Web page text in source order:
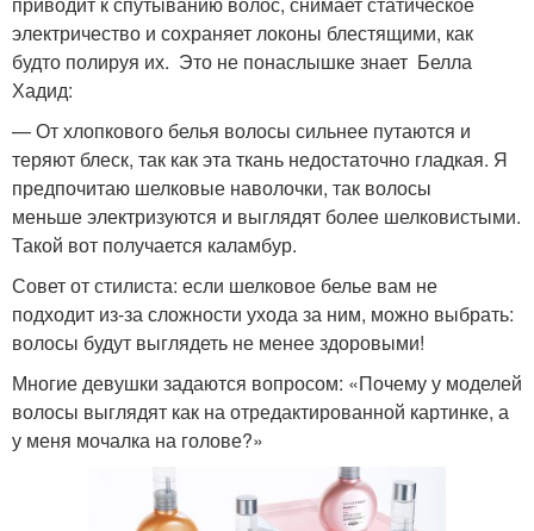
электричество и сохраняет локоны блестящими, как
будто полируя их. Это не понаслышке знает Белла
Хадид:
— От хлопкового белья волосы сильнее путаются и
теряют блеск, так как эта ткань недостаточно гладкая. Я
предпочитаю шелковые наволочки, так волосы
меньше электризуются и выглядят более шелковистыми.
Такой вот получается каламбур.
Совет от стилиста: если шелковое белье вам не
подходит из-за сложности ухода за ним, можно выбрать:
волосы будут выглядеть не менее здоровыми!
Многие девушки задаются вопросом: «Почему у моделей
волосы выглядят как на отредактированной картинке, а
у меня мочалка на голове?»